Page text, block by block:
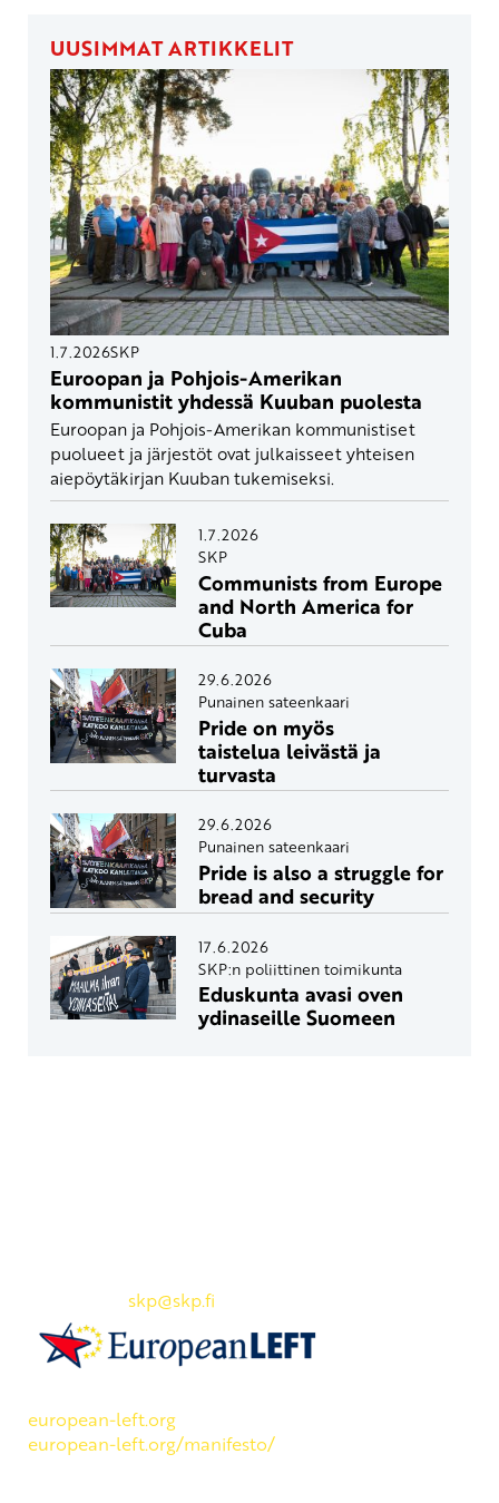
UUSIMMAT ARTIKKELIT
1.7.2026SKP
Euroopan ja Pohjois-Amerikan
kommunistit yhdessä Kuuban puolesta
Euroopan ja Pohjois-Amerikan kommunistiset
puolueet ja järjestöt ovat julkaisseet yhteisen
aiepöytäkirjan Kuuban tukemiseksi.
1.7.2026
SKP
Communists from Europe
and North America for
Cuba
29.6.2026
Punainen sateenkaari
Pride on myös
taistelua leivästä ja
turvasta
29.6.2026
Punainen sateenkaari
Pride is also a struggle for
bread and security
17.6.2026
SKP:n poliittinen toimikunta
Eduskunta avasi oven
ydinaseille Suomeen
skp@skp.fi
european-left.org
european-left.org/manifesto/